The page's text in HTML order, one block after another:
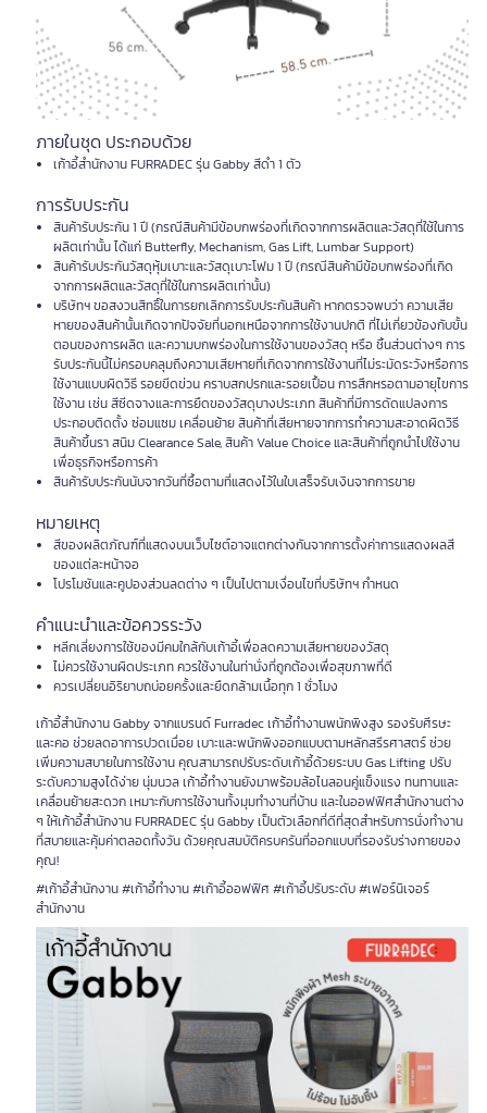
ภายในชุด ประกอบด้วย
เก้าอี้สำนักงาน FURRADEC รุ่น Gabby สีดำ 1 ตัว
การรับประกัน
สินค้ารับประกัน 1 ปี (กรณีสินค้ามีข้อบกพร่องที่เกิดจากการผลิตและวัสดุที่ใช้ในการ
ผลิตเท่านั้น ได้แก่ Butterfly, Mechanism, Gas Lift, Lumbar Support)
สินค้ารับประกันวัสดุหุ้มเบาะและวัสดุเบาะโฟม 1 ปี (กรณีสินค้ามีข้อบกพร่องที่เกิด
จากการผลิตและวัสดุที่ใช้ในการผลิตเท่านั้น)
บริษัทฯ ขอสงวนสิทธิ์ในการยกเลิกการรับประกันสินค้า หากตรวจพบว่า ความเสีย
หายของสินค้านั้นเกิดจากปัจจัยที่นอกเหนือจากการใช้งานปกติ ที่ไม่เกี่ยวข้องกับขั้น
ตอนของการผลิต และความบกพร่องในการใช้งานของวัสดุ หรือ ชิ้นส่วนต่างๆ การ
รับประกันนี้ไม่ครอบคลุมถึงความเสียหายที่เกิดจากการใช้งานที่ไม่ระมัดระวังหรือการ
ใช้งานแบบผิดวิธี รอยขีดข่วน คราบสกปรกและรอยเปื้อน การสึกหรอตามอายุไขการ
ใช้งาน เช่น สีซีดจางและการยืดของวัสดุบางประเภท สินค้าที่มีการดัดแปลงการ
ประกอบติดตั้ง ซ่อมแซม เคลื่อนย้าย สินค้าที่เสียหายจากการทำความสะอาดผิดวิธี
สินค้าขึ้นรา สนิม Clearance Sale, สินค้า Value Choice และสินค้าที่ถูกนำไปใช้งาน
เพื่อธุรกิจหรือการค้า
สินค้ารับประกันนับจากวันที่ซื้อตามที่แสดงไว้ในใบเสร็จรับเงินจากการขาย
หมายเหตุ
สีของผลิตภัณฑ์ที่แสดงบนเว็บไซต์อาจแตกต่างกันจากการตั้งค่าการแสดงผลสี
ของแต่ละหน้าจอ
โปรโมชันและคูปองส่วนลดต่าง ๆ เป็นไปตามเงื่อนไขที่บริษัทฯ กำหนด
คำแนะนำและข้อควรระวัง
หลีกเลี่ยงการใช้ของมีคมใกล้กับเก้าอี้เพื่อลดความเสียหายของวัสดุ
ไม่ควรใช้งานผิดประเภท ควรใช้งานในท่านั่งที่ถูกต้องเพื่อสุขภาพที่ดี
ควรเปลี่ยนอิริยาบถบ่อยครั้งและยืดกล้ามเนื้อทุก 1 ชั่วโมง
เก้าอี้สำนักงาน Gabby จากแบรนด์ Furradec เก้าอี้ทำงานพนักพิงสูง รองรับศีรษะ
และคอ ช่วยลดอาการปวดเมื่อย เบาะและพนักพิงออกแบบตามหลักสรีรศาสตร์ ช่วย
เพิ่มความสบายในการใช้งาน คุณสามารถปรับระดับเก้าอี้ด้วยระบบ Gas Lifting ปรับ
ระดับความสูงได้ง่าย นุ่มนวล เก้าอี้ทำงานยังมาพร้อมล้อไนลอนคู่แข็งแรง ทนทานและ
เคลื่อนย้ายสะดวก เหมาะกับการใช้งานทั้งมุมทำงานที่บ้าน และในออฟฟิศสำนักงานต่าง
ๆ ให้เก้าอี้สำนักงาน FURRADEC รุ่น Gabby เป็นตัวเลือกที่ดีที่สุดสำหรับการนั่งทำงาน
ที่สบายและคุ้มค่าตลอดทั้งวัน ด้วยคุณสมบัติครบครันที่ออกแบบที่รองรับร่างกายของ
คุณ!
#เก้าอี้สำนักงาน #เก้าอี้ทำงาน #เก้าอี้ออฟฟิศ #เก้าอี้ปรับระดับ #เฟอร์นิเจอร์
สำนักงาน